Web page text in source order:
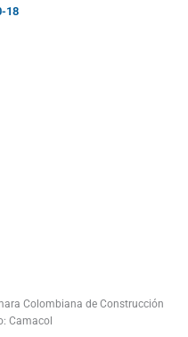
18
Colombiana de Construcción
Camacol